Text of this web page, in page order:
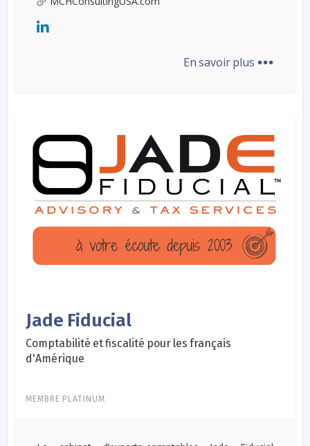
En savoir plus ...
Jade Fiducial
Comptabilité et fiscalité pour les français
d'Amérique
MEMBRE PLATINUM